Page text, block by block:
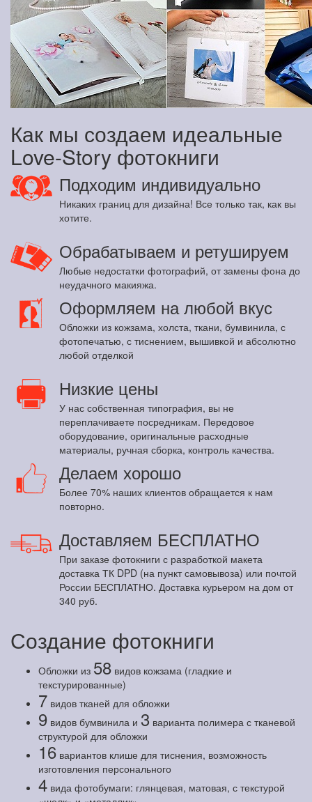
Как мы создаем идеальные
Love-Story фотокниги
Подходим индивидуально
Никаких границ для дизайна! Все только так, как вы
хотите.
Обрабатываем и ретушируем
Любые недостатки фотографий, от замены фона до
неудачного макияжа.
Оформляем на любой вкус
Обложки из кожзама, холста, ткани, бумвинила, с
фотопечатью, с тиснением, вышивкой и абсолютно
любой отделкой
Низкие цены
У нас собственная типография, вы не
переплачиваете посредникам. Передовое
оборудование, оригинальные расходные
материалы, ручная сборка, контроль качества.
Делаем хорошо
Более 70% наших клиентов обращается к нам
повторно.
Доставляем БЕСПЛАТНО
При заказе фотокниги с разработкой макета
доставка ТК DPD (на пункт самовывоза) или почтой
России БЕСПЛАТНО. Доставка курьером на дом от
340 руб.
Создание фотокниги
Обложки из 58 видов кожзама (гладкие и
текстурированные)
7 видов тканей для обложки
9 видов бумвинила и 3 варианта полимера с тканевой
структурой для обложки
16 вариантов клише для тиснения, возможность
изготовления персонального
4 вида фотобумаги: глянцевая, матовая, с текстурой